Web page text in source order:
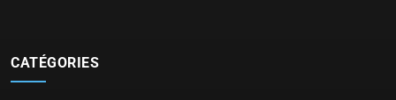
CATÉGORIES